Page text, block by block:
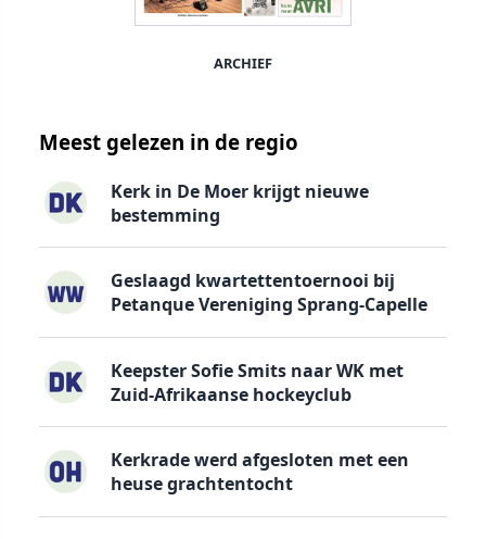
ARCHIEF
Meest gelezen in de regio
Kerk in De Moer krijgt nieuwe
bestemming
Geslaagd kwartettentoernooi bij
Petanque Vereniging Sprang-Capelle
Keepster Sofie Smits naar WK met
Zuid-Afrikaanse hockeyclub
Kerkrade werd afgesloten met een
heuse grachtentocht